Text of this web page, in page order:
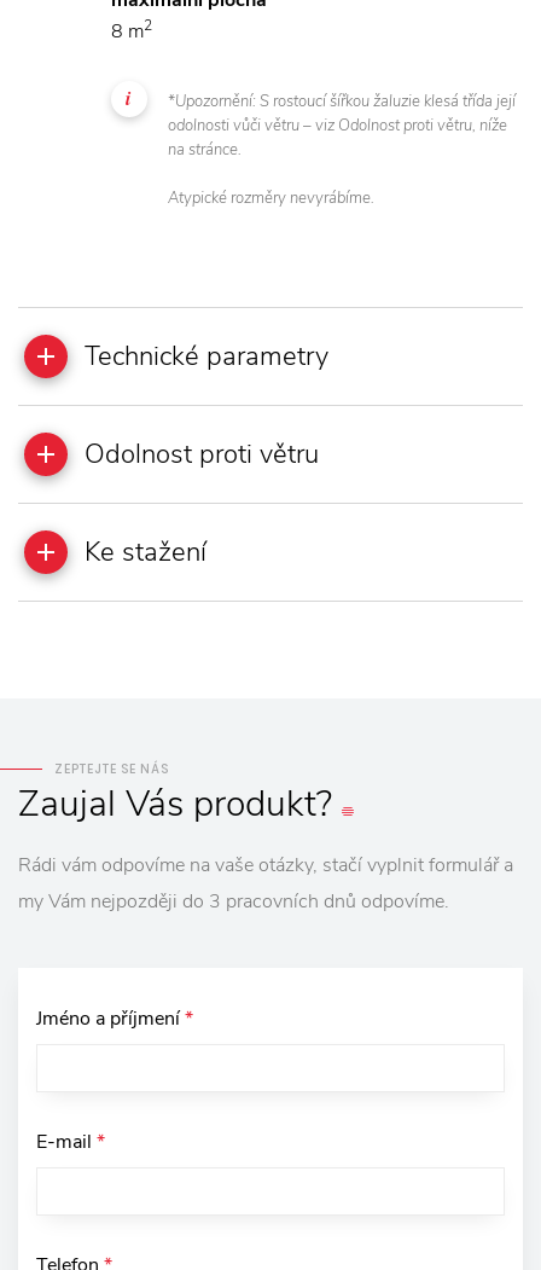
8 m2
*Upozornění: S rostoucí šířkou žaluzie klesá třída její
odolnosti vůči větru – viz Odolnost proti větru, níže
na stránce.
Atypické rozměry nevyrábíme.
Technické parametry
Odolnost proti větru
Ke stažení
ZEPTEJTE SE NÁS
Zaujal Vás produkt?
Rádi vám odpovíme na vaše otázky, stačí vyplnit formulář a
my Vám nejpozději do 3 pracovních dnů odpovíme.
Jméno a příjmení*
E-mail *